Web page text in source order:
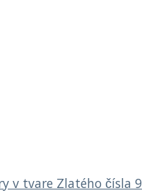
v tvare Zlatého čísla 9